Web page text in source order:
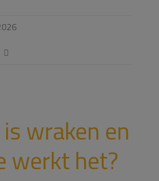

wraken en
werkt het?